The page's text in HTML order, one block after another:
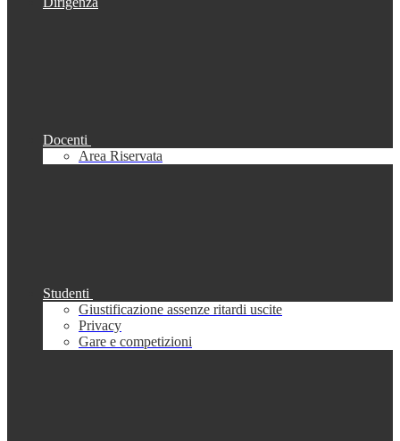
Docenti
Area Riservata
Studenti
Giustificazione assenze ritardi uscite
Privacy
Gare e competizioni